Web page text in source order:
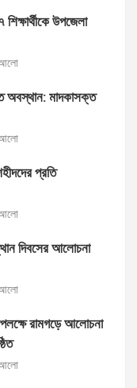
উপজেলা
আলো
অবস্থান: মাদকাসক্ত
আলো
প্রতি
আলো
দিবসের আলোচনা
আলো
রামগড়ে আলোচনা
আলো